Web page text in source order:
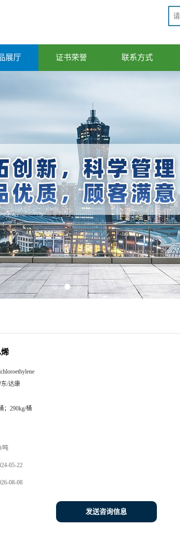
展厅 证书荣誉 联系方式
/达康
；290kg/桶
吨
05-22
08-08
发送咨询信息